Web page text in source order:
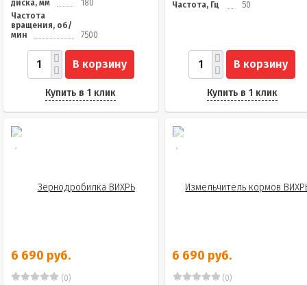
диска, мм
180
Частота
вращения, об/
мин
7500
В корзину
Купить в 1 клик
Частота, Гц
50
В корзину
Купить в 1 клик
6 690 руб.
(0)
6 690 руб.
(0)